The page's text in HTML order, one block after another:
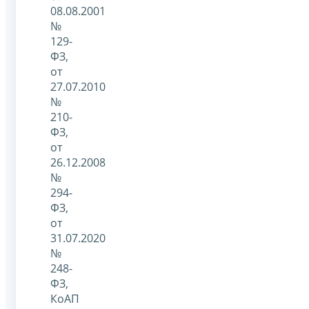
08.08.2001
№
129-
ФЗ,
от
27.07.2010
№
210-
ФЗ,
от
26.12.2008
№
294-
ФЗ,
от
31.07.2020
№
248-
ФЗ,
КоАП